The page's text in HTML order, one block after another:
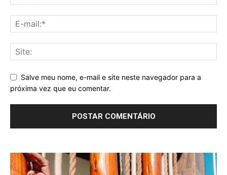
Salve meu nome, e-mail e site neste navegador para a
próxima vez que eu comentar.